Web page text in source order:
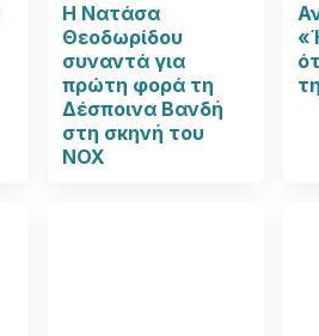
Η Νατάσα
Θεοδωρίδου
συναντά για
πρώτη φορά τη
Δέσποινα Βανδή
στη σκηνή του
NOX